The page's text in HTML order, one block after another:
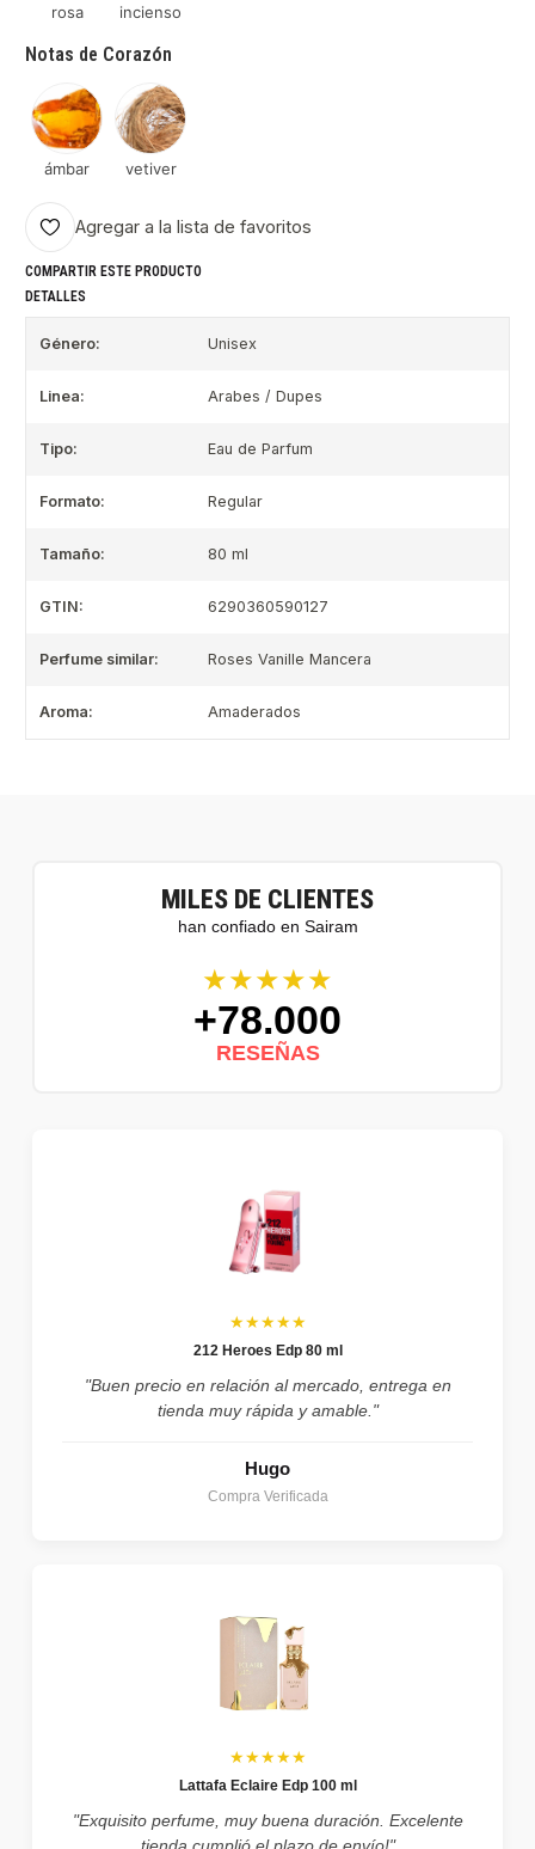
rosa incienso
Notas de Corazón
ámbar vetiver
Agregar a la lista de favoritos
COMPARTIR ESTE PRODUCTO
DETALLES
Género: Unisex
Linea: Arabes / Dupes
Tipo: Eau de Parfum
Formato: Regular
Tamaño: 80 ml
GTIN: 6290360590127
Perfume similar: Roses Vanille Mancera
Aroma: Amaderados
MILES DE CLIENTES
han confiado en Sairam
★★★★★
+78.000
RESEÑAS
★★★★★
212 Heroes Edp 80 ml
"Buen precio en relación al mercado, entrega en
tienda muy rápida y amable."
Hugo
Compra Verificada
★★★★★
Lattafa Eclaire Edp 100 ml
"Exquisito perfume, muy buena duración. Excelente
tienda cumplió el plazo de envío!"